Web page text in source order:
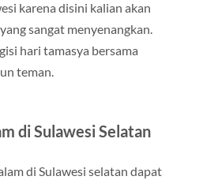
karena disini kalian akan
sangat menyenangkan.
hari tamasya bersama
teman.
di Sulawesi Selatan
di Sulawesi selatan dapat